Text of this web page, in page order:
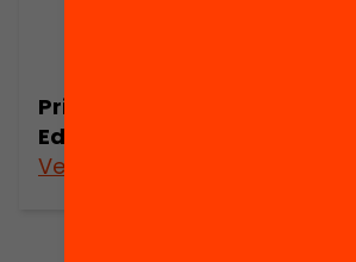
Principios
Edcamp
Veure’n més